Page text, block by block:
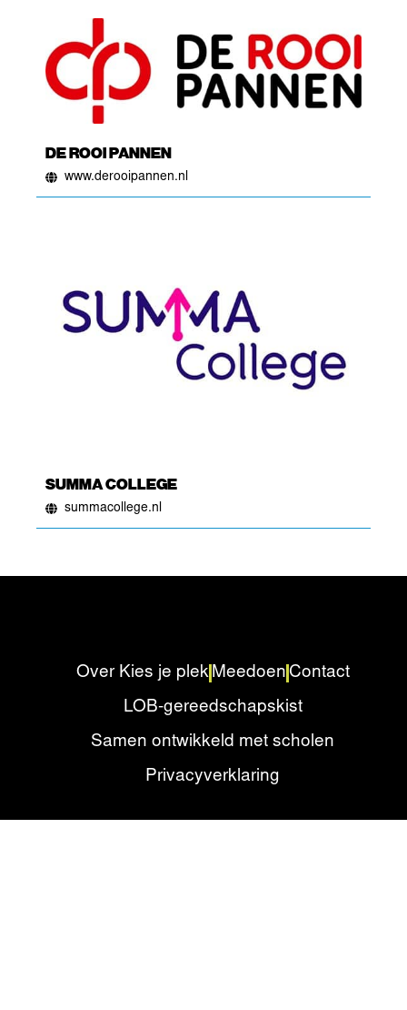
DE ROOI PANNEN
www.derooipannen.nl
SUMMA COLLEGE
summacollege.nl
Over Kies je plek Meedoen Contact
LOB-gereedschapskist
Samen ontwikkeld met scholen
Privacyverklaring